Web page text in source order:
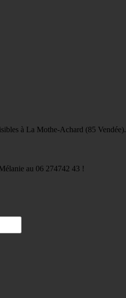
à La Mothe-Achard (85 Vendée).
au 06 274742 43 !